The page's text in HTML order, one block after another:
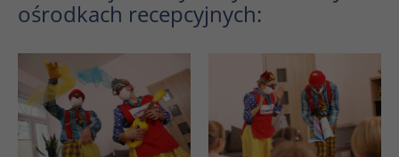
ośrodkach recepcyjnych: